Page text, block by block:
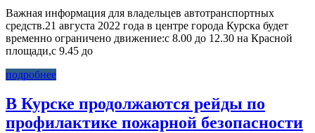
Важная информация для владельцев автотранспортных
средств.21 августа 2022 года в центре города Курска будет
временно ограничено движение:с 8.00 до 12.30 на Красной
площади,с 9.45 до
подробнее
В Курске продолжаются рейды по
профилактике пожарной безопасности